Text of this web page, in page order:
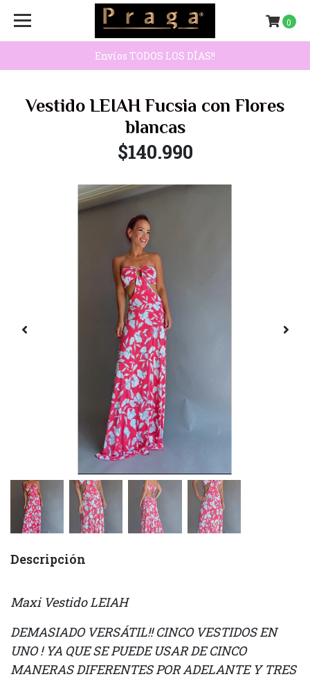
Envíos TODOS LOS DÍAS!!
0
Vestido LEIAH Fucsia con Flores
blancas
$140.990
Descripción
Maxi Vestido LEIAH
DEMASIADO VERSÁTIL!! CINCO VESTIDOS EN
UNO ! YA QUE SE PUEDE USAR DE CINCO
MANERAS DIFERENTES POR ADELANTE Y TRES